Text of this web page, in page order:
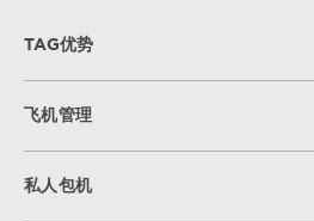
TAG优势
飞机管理
私人包机